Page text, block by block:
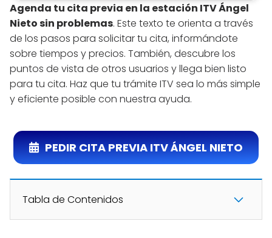
Agenda tu cita previa en la estación ITV Ángel
Nieto sin problemas. Este texto te orienta a través
de los pasos para solicitar tu cita, informándote
sobre tiempos y precios. También, descubre los
puntos de vista de otros usuarios y llega bien listo
para tu cita. Haz que tu trámite ITV sea lo más simple
y eficiente posible con nuestra ayuda.
PEDIR CITA PREVIA ITV ÁNGEL NIETO
Tabla de Contenidos